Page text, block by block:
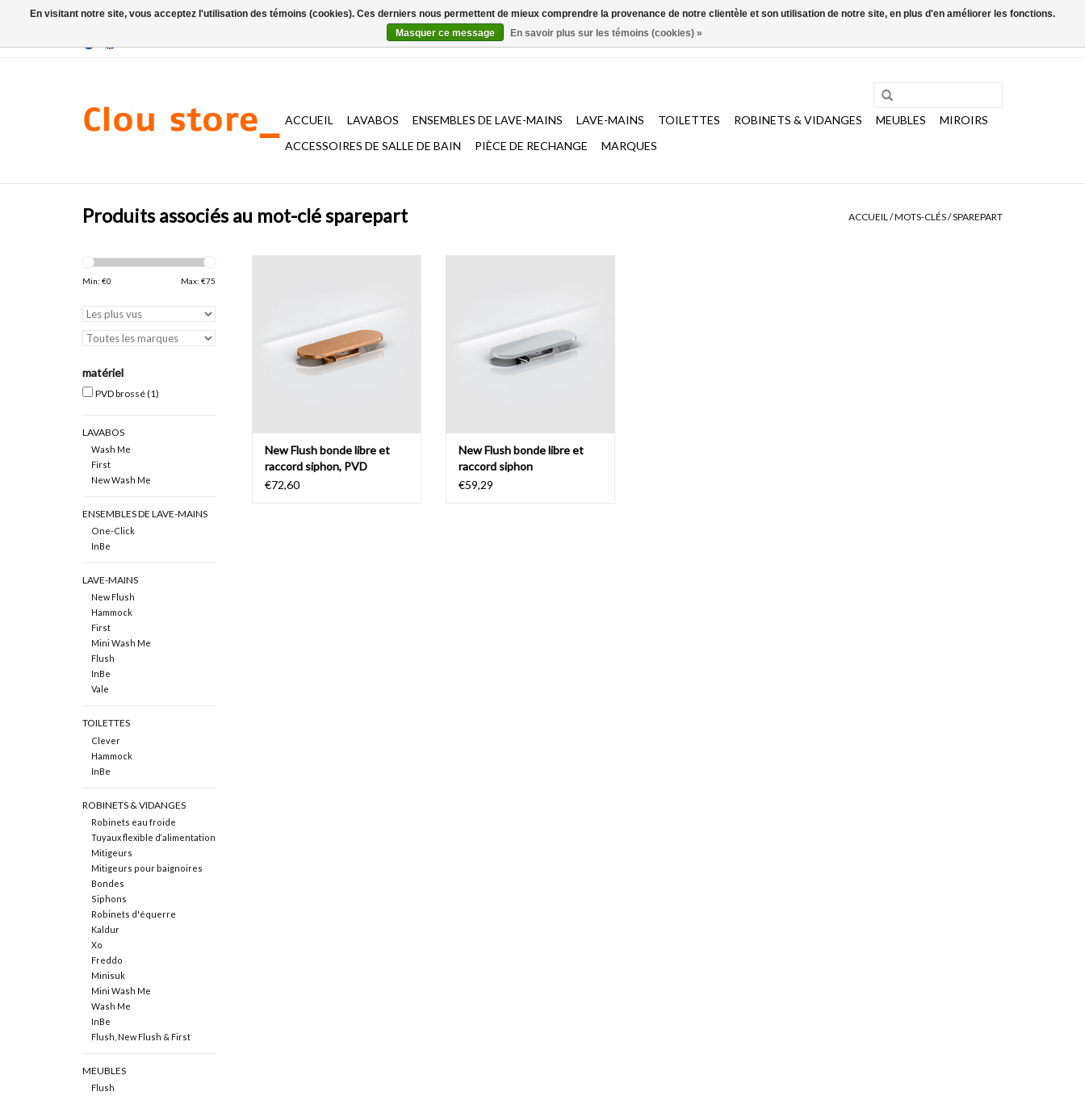
ACCUEIL LAVABOS ENSEMBLES DE LAVE-MAINS LAVE-MAINS TOILETTES ROBINETS & VIDANGES MEUBLES
MIROIRS
ACCESSOIRES DE SALLE DE BAIN
PIÈCE DE RECHANGE MARQUES
Produits associés au mot-clé sparepart ACCUEIL/MOTS-CLÉS/SPAREPART
Min: €0 Max: €75
matériel
PVD brossé(1)
LAVABOS
Wash Me
First
New Wash Me
ENSEMBLES DE LAVE-MAINS
One-Click
InBe
LAVE-MAINS
New Flush
Hammock
First
Mini Wash Me
Flush
InBe
Vale
TOILETTES
Clever
Hammock
InBe
ROBINETS & VIDANGES
Robinets eau froide
Tuyaux flexible d‘alimentation
Mitigeurs
Mitigeurs pour baignoires
Bondes
Siphons
Robinets d'équerre
Kaldur
Xo
Freddo
Minisuk
Mini Wash Me
Wash Me
InBe
Flush, New Flush & First
MEUBLES
Flush
AJOUTER AU PANIER
New Flush bonde libre et
raccord siphon, PVD
€72,60
AJOUTER AU PANIER
New Flush bonde libre et
raccord siphon
€59,29
En visitant notre site, vous acceptez l'utilisation des témoins (cookies). Ces derniers nous permettent de mieux comprendre la provenance de notre clientèle et son utilisation de notre site, en plus d'en améliorer les fonctions.
Masquer ce message
En savoir plus sur les témoins (cookies) »